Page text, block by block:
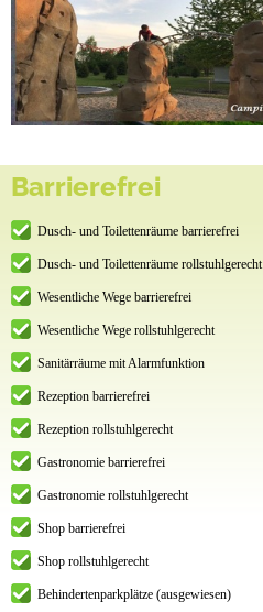
Barrierefrei
Dusch- und Toilettenräume barrierefrei
Dusch- und Toilettenräume rollstuhlgerecht
Wesentliche Wege barrierefrei
Wesentliche Wege rollstuhlgerecht
Sanitärräume mit Alarmfunktion
Rezeption barrierefrei
Rezeption rollstuhlgerecht
Gastronomie barrierefrei
Gastronomie rollstuhlgerecht
Shop barrierefrei
Shop rollstuhlgerecht
Behindertenparkplätze (ausgewiesen)